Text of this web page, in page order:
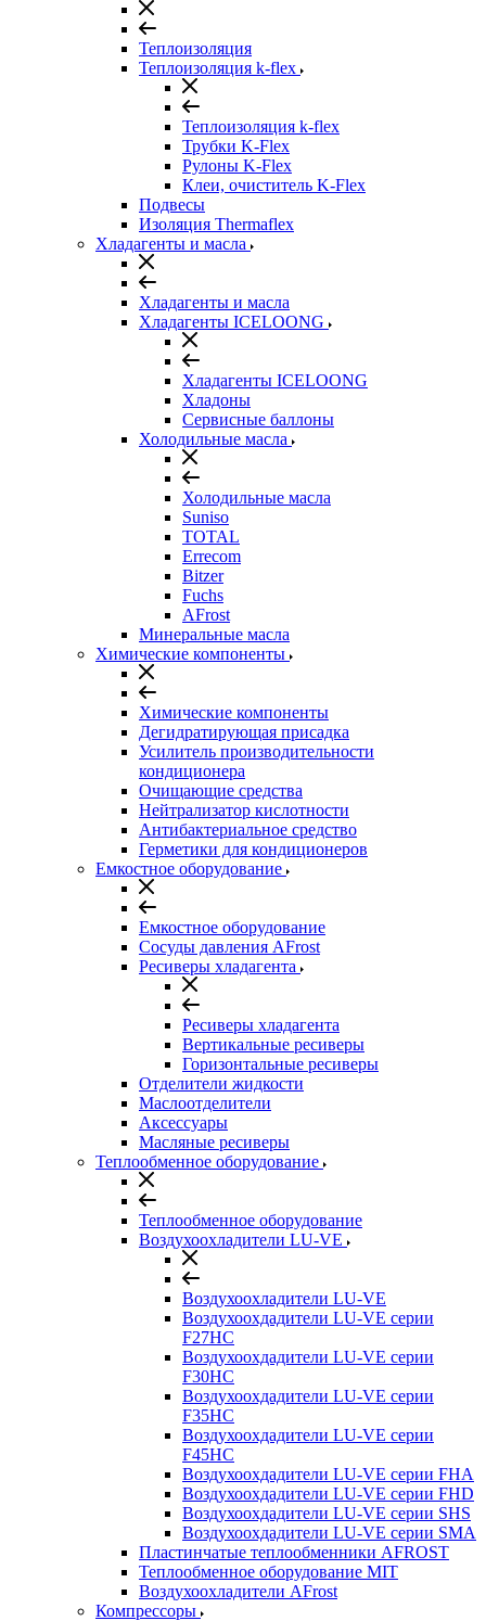
Теплоизоляция
Теплоизоляция k-flex
Теплоизоляция k-flex
Трубки K-Flex
Рулоны K-Flex
Клеи, очиститель K-Flex
Подвесы
Изоляция Thermaflex
Хладагенты и масла
Хладагенты и масла
Хладагенты ICELOONG
Хладагенты ICELOONG
Хладоны
Сервисные баллоны
Холодильные масла
Холодильные масла
Suniso
TOTAL
Errecom
Bitzer
Fuchs
AFrost
Минеральные масла
Химические компоненты
Химические компоненты
Дегидратирующая присадка
Усилитель производительности
кондиционера
Очищающие средства
Нейтрализатор кислотности
Антибактериальное средство
Герметики для кондиционеров
Емкостное оборудование
Емкостное оборудование
Сосуды давления AFrost
Ресиверы хладагента
Ресиверы хладагента
Вертикальные ресиверы
Горизонтальные ресиверы
Отделители жидкости
Маслоотделители
Аксессуары
Масляные ресиверы
Теплообменное оборудование
Теплообменное оборудование
Воздухоохладители LU-VE
Воздухоохладители LU-VE
Воздухоохдадители LU-VE серии
F27HC
Воздухоохдадители LU-VE серии
F30HC
Воздухоохдадители LU-VE серии
F35HC
Воздухоохдадители LU-VE серии
F45HC
Воздухоохдадители LU-VE серии FHA
Воздухоохдадители LU-VE серии FHD
Воздухоохдадители LU-VE серии SHS
Воздухоохдадители LU-VE серии SMA
Пластинчатые теплообменники AFROST
Теплообменное оборудование MIT
Воздухоохладители AFrost
Компрессоры